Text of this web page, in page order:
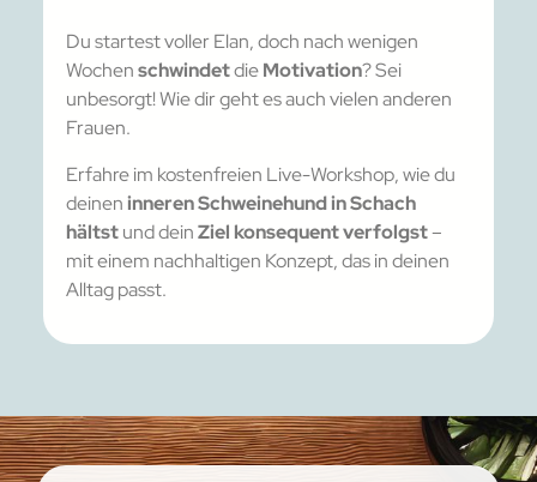
Du startest voller Elan, doch nach wenigen
WochenschwindetdieMotivation? Sei
unbesorgt! Wie dir geht es auch vielen anderen
Frauen.
Erfahre im kostenfreien Live-Workshop, wie du
deineninneren Schweinehund in Schach
hältstund deinZiel konsequent verfolgst–
mit einem nachhaltigen Konzept, das in deinen
Alltag passt.